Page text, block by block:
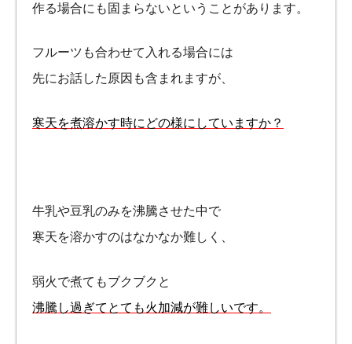
作る場合にも固まらないということがあります。
フルーツも合わせて入れる場合には
先にお話した原因も含まれますが、
寒天を煮溶かす時にどの様にしていますか？
牛乳や豆乳のみを沸騰させた中で
寒天を溶かすのはなかなか難しく、
弱火で煮てもブクブクと
沸騰し過ぎてとても火加減が難しいです。